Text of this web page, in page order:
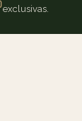
exclusivas.